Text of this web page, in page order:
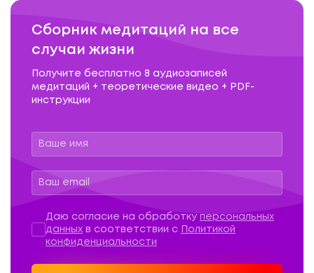
Сборник медитаций на все
случаи жизни
Получите бесплатно 8 аудиозаписей
медитаций + теоретические видео + PDF-
инструкции
Персональные данные*
Даю согласие на обработку персональных
данных в соответствии с Политикой
конфиденциальности